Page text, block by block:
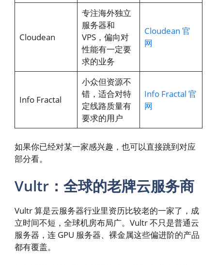
Cloudean
专注海外独立
服务器和
VPS，偏向对
性能有一定要
求的业务
Cloudean 官
网
Info Fractal
小众但资源不
错，适合对特
定线路质量有
要求的用户
Info Fractal 官
网
如果你已经对某一家感兴趣，也可以直接跳到对应
部分看。
Vultr：全球的老牌云服务商
Vultr 算是云服务器行业里资历比较老的一家了，成
立时间不短，全球机房布局广。Vultr 不只是普通云
服务器，连 GPU 服务器、裸金属这些偏进阶的产品
都有覆盖。